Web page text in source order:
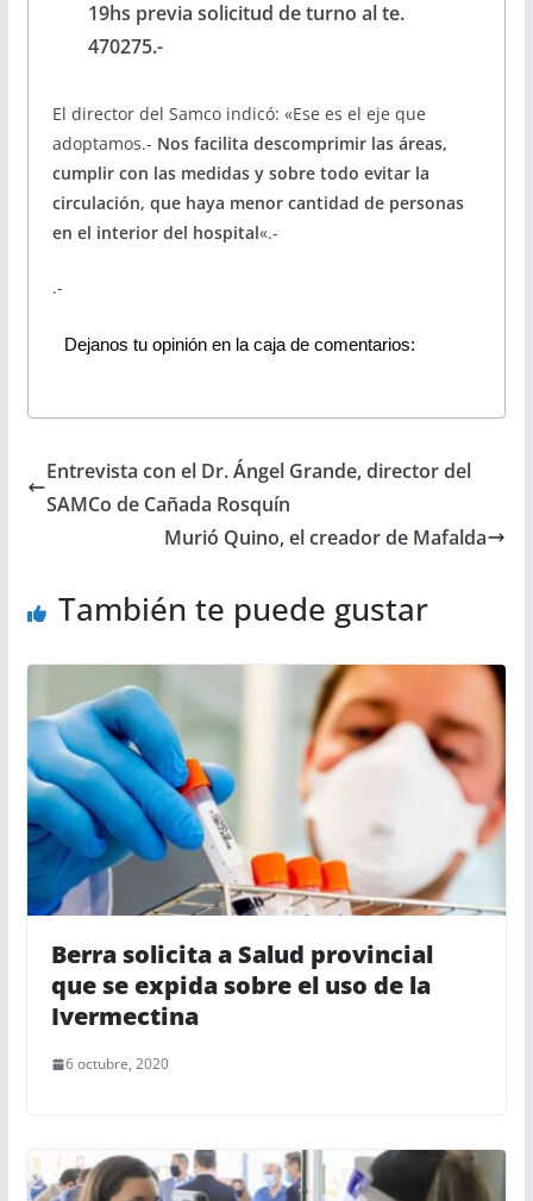
19hs previa solicitud de turno al te.
470275.-
El director del Samco indicó: «Ese es el eje que
adoptamos.- Nos facilita descomprimir las áreas,
cumplir con las medidas y sobre todo evitar la
circulación, que haya menor cantidad de personas
en el interior del hospital«.-
.-
Dejanos tu opinión en la caja de comentarios:
Entrevista con el Dr. Ángel Grande, director del
SAMCo de Cañada Rosquín
Murió Quino, el creador de Mafalda
También te puede gustar
Berra solicita a Salud provincial
que se expida sobre el uso de la
Ivermectina
6 octubre, 2020